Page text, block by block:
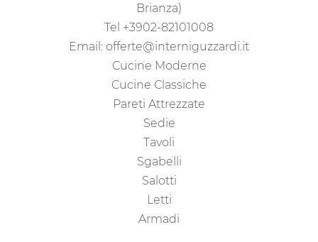
Brianza)
Tel +3902-82101008
Email: offerte@interniguzzardi.it
Cucine Moderne
Cucine Classiche
Pareti Attrezzate
Sedie
Tavoli
Sgabelli
Salotti
Letti
Armadi